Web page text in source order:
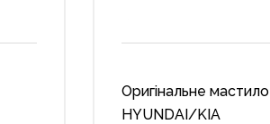
Оригінальне мастило
HYUNDAI/KIA